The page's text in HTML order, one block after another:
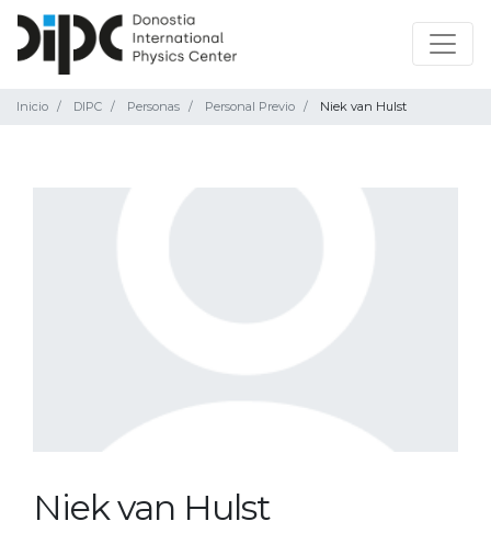
Inicio DIPC Personas Personal Previo Niek van Hulst
Niek van Hulst